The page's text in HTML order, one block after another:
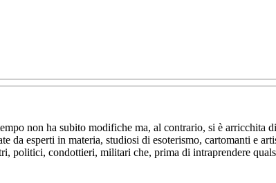
non ha subito modifiche ma, al contrario, si è arricchita
da esperti in materia, studiosi di esoterismo, cartomanti e
politici, condottieri, militari che, prima di intraprendere